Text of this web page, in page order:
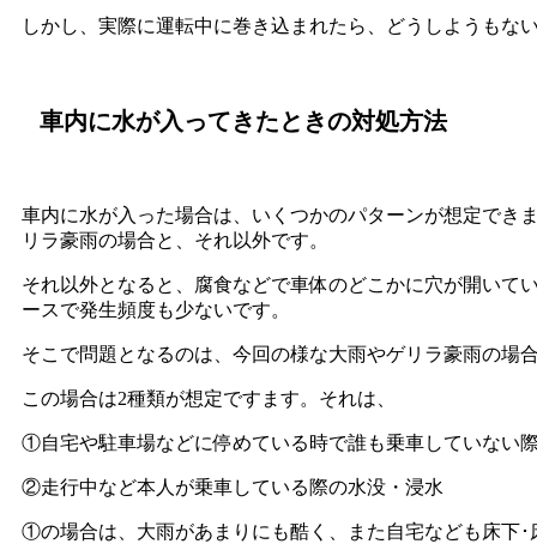
しかし、実際に運転中に巻き込まれたら、どうしようもな
車内に水が入ってきたときの対処方法
車内に水が入った場合は、いくつかのパターンが想定でき
リラ豪雨の場合と、それ以外です。
それ以外となると、腐食などで車体のどこかに穴が開いて
ースで発生頻度も少ないです。
そこで問題となるのは、今回の様な大雨やゲリラ豪雨の場
この場合は2種類が想定ですます。それは、
①自宅や駐車場などに停めている時で誰も乗車していない
②走行中など本人が乗車している際の水没・浸水
①の場合は、大雨があまりにも酷く、また自宅なども床下